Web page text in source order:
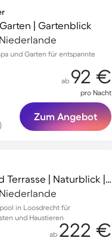
| Gartenblick
und Garten für entspannte
ab 92 €
pro Nacht
Zum Angebot
Chalet mit Garten, Sauna und Terrasse | Naturblick | Haustiere sind willkommen
in Loosdrecht für
und Haustieren
ab 222 €